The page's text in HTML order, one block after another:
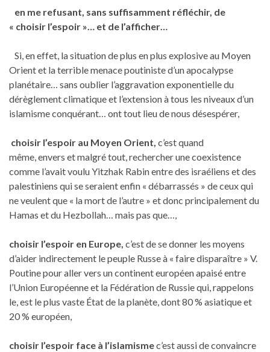
en me refusant, sans suffisamment réfléchir, de
« choisir l’espoir »… et de l’afficher…
Si, en effet, la situation de plus en plus explosive au Moyen
Orient et la terrible menace poutiniste d’un apocalypse
planétaire… sans oublier l’aggravation exponentielle du
dérèglement climatique et l’extension à tous les niveaux d’un
islamisme conquérant… ont tout lieu de nous désespérer,
choisir l’espoir au Moyen Orient, c’est quand
même, envers et malgré tout, rechercher une coexistence
comme l’avait voulu Yitzhak Rabin entre des israéliens et des
palestiniens qui se seraient enfin « débarrassés » de ceux qui
ne veulent que « la mort de l’autre » et donc principalement du
Hamas et du Hezbollah… mais pas que…,
choisir l’espoir en Europe, c’est de se donner les moyens
d’aider indirectement le peuple Russe à « faire disparaître » V.
Poutine pour aller vers un continent européen apaisé entre
l’Union Européenne et la Fédération de Russie qui, rappelons
le, est le plus vaste État de la planète, dont 80 % asiatique et
20 % européen,
choisir l’espoir face à l’islamismec’est aussi de convaincre